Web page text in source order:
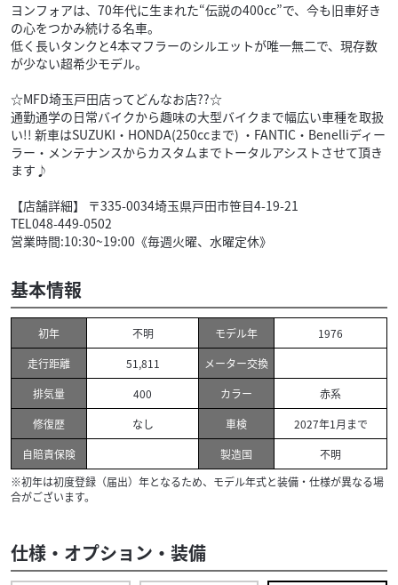
ヨンフォアは、70年代に生まれた“伝説の400cc”で、今も旧車好き
の心をつかみ続ける名車。
低く長いタンクと4本マフラーのシルエットが唯一無二で、現存数
が少ない超希少モデル。
☆MFD埼玉戸田店ってどんなお店??☆
通勤通学の日常バイクから趣味の大型バイクまで幅広い車種を取扱
い!! 新車はSUZUKI・HONDA(250ccまで) ・FANTIC・Benelliディー
ラー・メンテナンスからカスタムまでトータルアシストさせて頂き
ます♪
【店舗詳細】 〒335-0034埼玉県戸田市笹目4-19-21
TEL048-449-0502
営業時間:10:30~19:00《毎週火曜、水曜定休》
基本情報
初年 不明 モデル年
1976
走行距離
51,811
メーター交換
排気量
400 カラー
赤系
修復歴
なし 車検
2027年1月まで
自賠責保険
製造国
不明
※初年は初度登録（届出）年となるため、モデル年式と装備・仕様が異なる場
合がございます。
仕様・オプション・装備